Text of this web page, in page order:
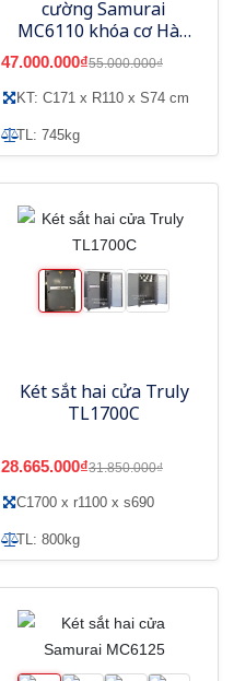
cường Samurai
MC6110 khóa cơ Hàn
Quốc
47.000.000₫55.000.000₫
KT: C171 x R110 x S74 cm
TL: 745kg
Két sắt hai cửa Truly
TL1700C
28.665.000₫31.850.000₫
C1700 x r1100 x s690
TL: 800kg